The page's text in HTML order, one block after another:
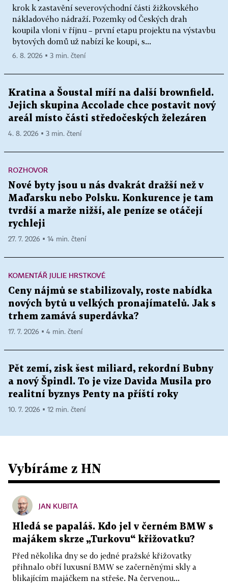
krok k zastavění severovýchodní části žižkovského
nákladového nádraží. Pozemky od Českých drah
koupila vloni v říjnu – první etapu projektu na výstavbu
bytových domů už nabízí ke koupi, s...
6. 8. 2026 ▪ 3 min. čtení
Kratina a Šoustal míří na další brownfield.
Jejich skupina Accolade chce postavit nový
areál místo části středočeských železáren
4. 8. 2026 ▪ 3 min. čtení
ROZHOVOR
Nové byty jsou u nás dvakrát dražší než v
Maďarsku nebo Polsku. Konkurence je tam
tvrdší a marže nižší, ale peníze se otáčejí
rychleji
27. 7. 2026 ▪ 14 min. čtení
KOMENTÁŘ JULIE HRSTKOVÉ
Ceny nájmů se stabilizovaly, roste nabídka
nových bytů u velkých pronajímatelů. Jak s
trhem zamává superdávka?
17. 7. 2026 ▪ 4 min. čtení
Pět zemí, zisk šest miliard, rekordní Bubny
a nový Špindl. To je vize Davida Musila pro
realitní byznys Penty na příští roky
10. 7. 2026 ▪ 12 min. čtení
Vybíráme z HN
JAN KUBITA
Hledá se papaláš. Kdo jel v černém BMW s
majákem skrze „Turkovu“ křižovatku?
Před několika dny se do jedné pražské křižovatky
přihnalo obří luxusní BMW se začerněnými skly a
blikajícím majáčkem na střeše. Na červenou...